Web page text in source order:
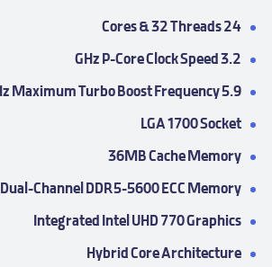
24 Cores & 32 Threads
3.2 GHz P-Core Clock Speed
5.9 GHz Maximum Turbo Boost Frequency
LGA 1700 Socket
36MB Cache Memory
Dual-Channel DDR5-5600 ECC Memory
Integrated Intel UHD 770 Graphics
Hybrid Core Architecture